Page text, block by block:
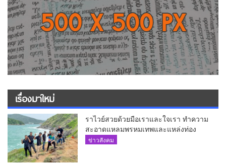
เรื่องมาใหม่
ราไวย์สวยด้วยมือเราและใจเรา ทำความ
สะอาดแหลมพรหมเทพและแหล่งท่อง
เที่ยว
ข่าวสังคม